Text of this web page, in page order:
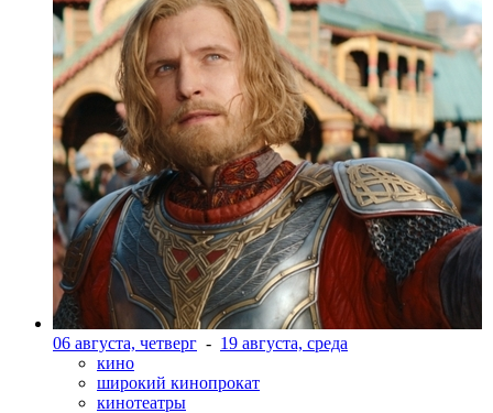
06 августа, четверг - 19 августа, среда
кино
широкий кинопрокат
кинотеатры